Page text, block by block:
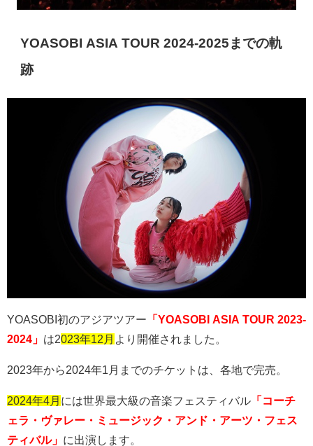
YOASOBI ASIA TOUR 2024-2025までの軌
跡
YOASOBI 初のアジアツアー 「YOASOBI ASIA TOUR 2023-
2024」 は2023年12月 より開催されました。
2023年から2024年1 月までのチケットは、各地で完売。
2024年4月 には世界最大級の音楽フェスティバル 「コーチ
ェラ・ヴァレー・ミュージック・アンド・アーツ・フェス
ティバル」 に出演します。